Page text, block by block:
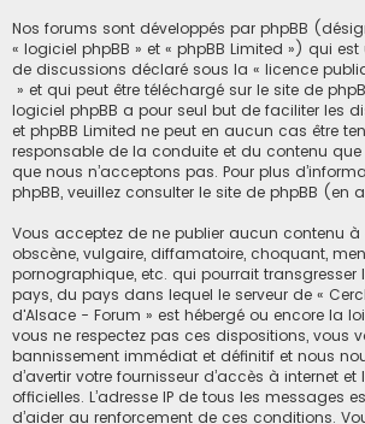
Nos forums sont développés par phpBB
« logiciel phpBB » et « phpBB Limited ») qui
de discussions déclaré sous la « licence
» et qui peut être téléchargé sur le site de
logiciel phpBB a pour seul but de faciliter les
et phpBB Limited ne peut en aucun cas être
responsable de la conduite et du contenu
que nous n’acceptons pas. Pour plus
phpBB, veuillez consulter le site de phpBB (en
Vous acceptez de ne publier aucun contenu
obscène, vulgaire, diffamatoire, choquant,
pornographique, etc. qui pourrait transgresser
pays, du pays dans lequel le serveur de «
d'Alsace - Forum » est hébergé ou encore la
vous ne respectez pas ces dispositions, vous
bannissement immédiat et définitif et nous
d’avertir votre fournisseur d’accès à internet et
officielles. L’adresse IP de tous les messages
d’aider au renforcement de ces conditions.